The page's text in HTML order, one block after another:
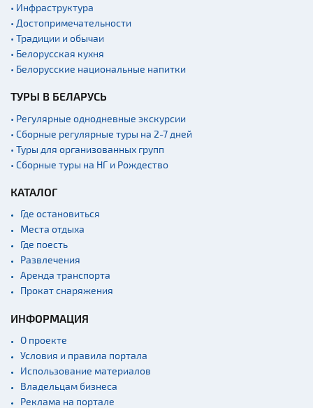
• Инфраструктура
• Достопримечательности
• Традиции и обычаи
• Белорусская кухня
• Белорусские национальные напитки
ТУРЫ В БЕЛАРУСЬ
• Регулярные однодневные экскурсии
• Сборные регулярные туры на 2-7 дней
• Туры для организованных групп
• Сборные туры на НГ и Рождество
КАТАЛОГ
Где остановиться
Места отдыха
Где поесть
Развлечения
Аренда транспорта
Прокат снаряжения
ИНФОРМАЦИЯ
О проекте
Условия и правила портала
Использование материалов
Владельцам бизнеса
Реклама на портале